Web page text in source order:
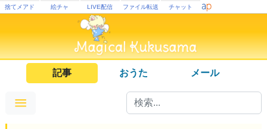
捨てメアド 絵チャ LIVE配信 ファイル転送 チャット
記事 おうた メール